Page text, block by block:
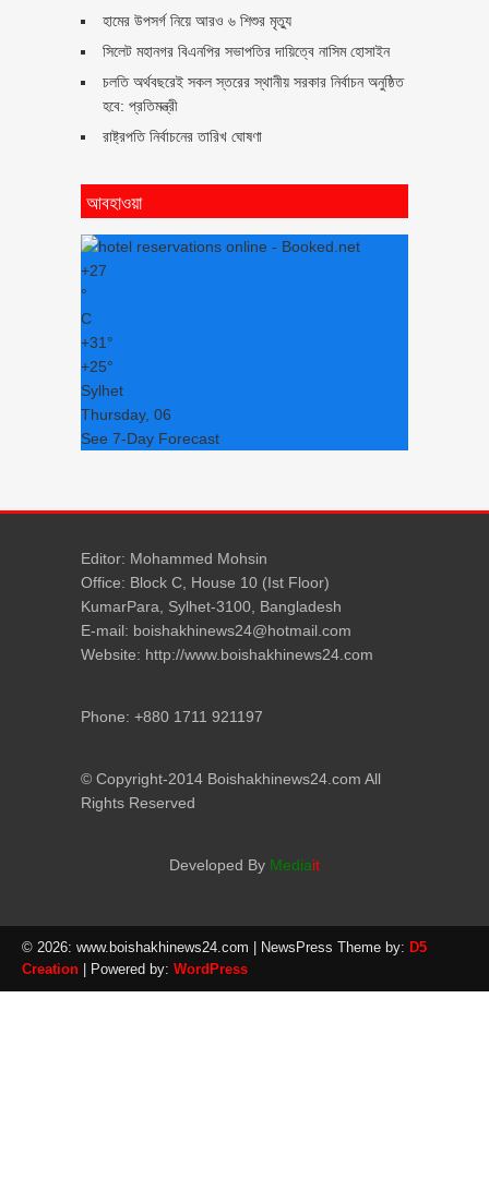
হামের উপসর্গ নিয়ে আরও ৬ শিশুর মৃত্যু
সিলেট মহানগর বিএনপির সভাপতির দায়িত্বে নাসিম হোসাইন
চলতি অর্থবছরেই সকল স্তরের স্থানীয় সরকার নির্বাচন অনুষ্ঠিত
হবে: প্রতিমন্ত্রী
রাষ্ট্রপতি নির্বাচনের তারিখ ঘোষণা
আবহাওয়া
+27
°
C
+31°
+25°
Sylhet
Thursday, 06
See 7-Day Forecast
Editor: Mohammed Mohsin
Office: Block C, House 10 (Ist Floor)
KumarPara, Sylhet-3100, Bangladesh
E-mail: boishakhinews24@hotmail.com
Website: http://www.boishakhinews24.com
Phone: +880 1711 921197
© Copyright-2014 Boishakhinews24.com All
Rights Reserved
Developed By Mediait
© 2026: www.boishakhinews24.com | NewsPress Theme by: D5
Creation | Powered by: WordPress